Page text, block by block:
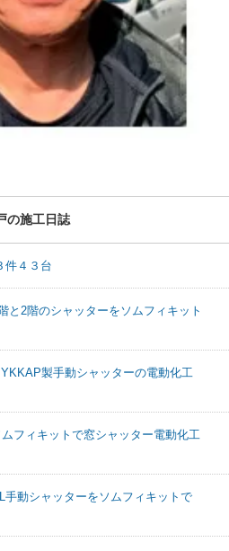
の施工日誌
４３台
2階のシャッターをソムフィキット
製手動シャッターの電動化工
ィキットで窓シャッター電動化工
動シャッターをソムフィキットで